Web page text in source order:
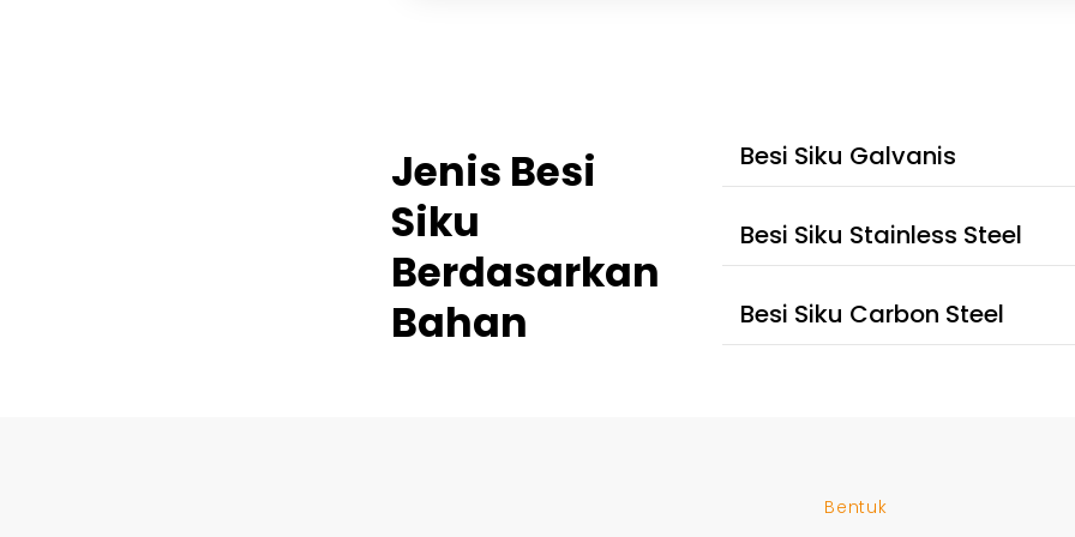
Jenis Besi
Siku
Berdasarkan
Bahan
Besi Siku Galvanis
Besi Siku Stainless Steel
Besi Siku Carbon Steel
Bentuk